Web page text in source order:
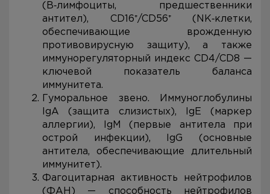
(В‑лимфоциты, предшественники
антител), CD16⁺/CD56⁺ (NK‑клетки,
обеспечивающие врожденную
противовирусную защиту), а также
иммунорегуляторный индекс CD4/CD8 —
ключевой показатель баланса
иммунитета.
Гуморальное звено. Иммуноглобулины
IgA (защита слизистых), IgE (маркер
аллергии), IgM (первые антитела при
острой инфекции), IgG (основные
антитела, обеспечивающие длительный
иммунитет).
Фагоцитарная активность нейтрофилов
(ФАН) — способность нейтрофилов